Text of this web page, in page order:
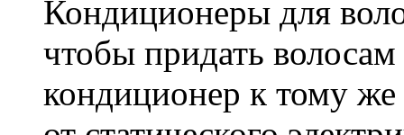
Кондиционеры для
чтобы придать
кондиционер к тому же